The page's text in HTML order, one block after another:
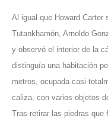
Al igual que Howard Carter
Tutankhamón, Arnoldo
y observó el interior de la
distinguía una habitación
metros, ocupada casi
caliza, con varios objetos
Tras retirar las piedras que